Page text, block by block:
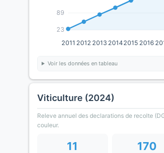
23
89
2011 2012 2013 20142015 2016
Voir les données en tableau
Viticulture (2024)
Releve annuel des declarations de recolte
couleur.
11 170